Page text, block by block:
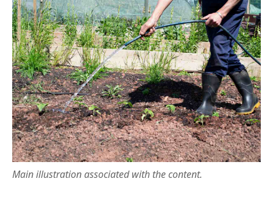
Main illustration associated with the content.